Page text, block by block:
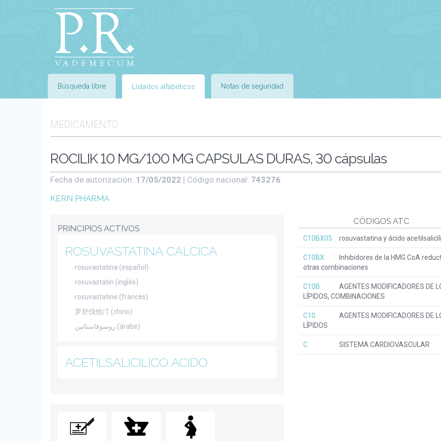
Búsqueda libre Listados alfabéticos Notas de seguridad
MEDICAMENTO
ROCILIK 10 MG/100 MG CAPSULAS DURAS, 30 cápsulas
Fecha de autorización: 17/05/2022 | Código nacional: 743276
KERN PHARMA
CÓDIGOS ATC
C10BX05 rosuvastatina y ácido
C10BX
Inhibidores de la HMG CoA
otras combinaciones
C10B
AGENTES MODIFICADORES DE
LÍPIDOS, COMBINACIONES
C10
AGENTES MODIFICADORES DE
LÍPIDOS
C SISTEMA CARDIOVASCULAR
PRINCIPIOS ACTIVOS
ROSUVASTATINA CALCICA
rosuvastatina (español)
rosuvastatin (inglés)
rosuvastatine (francés)
罗舒伐他汀 (chino)
روسوفاستاتين (árabe)
ACETILSALICILICO ACIDO